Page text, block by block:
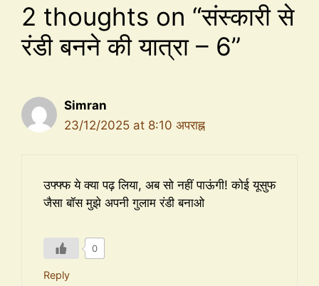
2 thoughts on “संस्कारी से
रंडी बनने की यात्रा – 6”
Simran
23/12/2025 at 8:10 अपराह्न
उफ्फ्फ ये क्या पढ़ लिया, अब सो नहीं पाऊंगी! कोई यूसुफ
जैसा बॉस मुझे अपनी गुलाम रंडी बनाओ
0
Reply